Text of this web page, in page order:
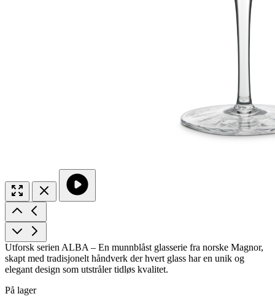
Utforsk serien ALBA – En munnblåst glasserie fra norske Magnor,
skapt med tradisjonelt håndverk der hvert glass har en unik og
elegant design som utstråler tidløs kvalitet.
På lager